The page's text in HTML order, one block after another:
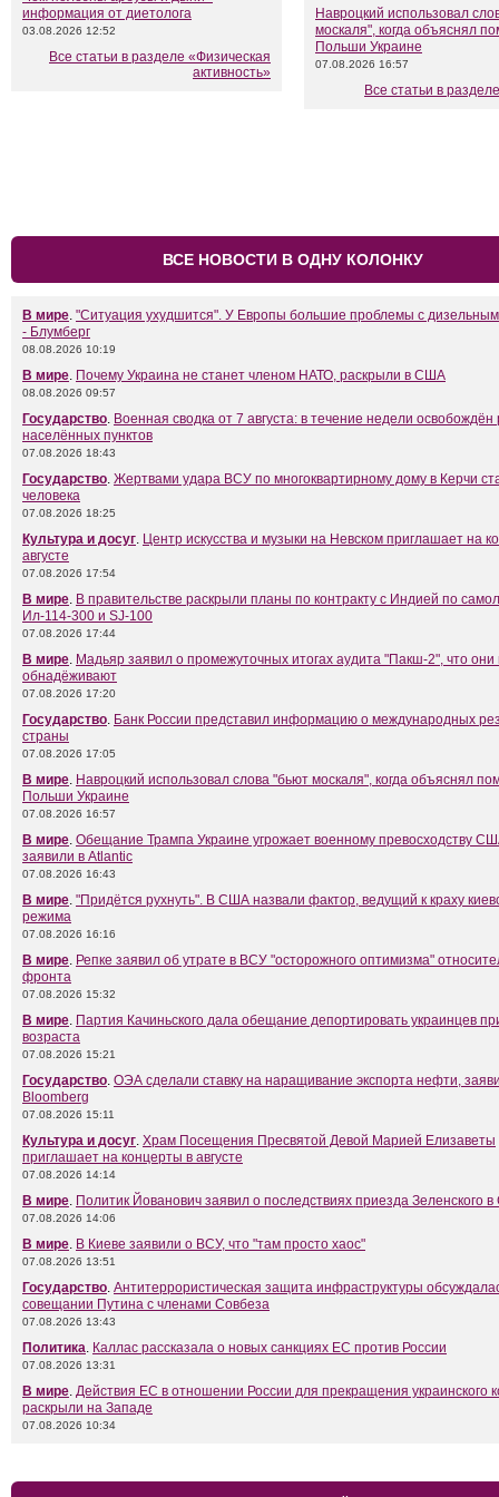
информация от диетолога
03.08.2026 12:52
Все статьи в разделе «Физическая
активность»
Навроцкий использовал
москаля", когда объяснял
Польши Украине
07.08.2026 16:57
Все статьи в
ВСЕ НОВОСТИ В ОДНУ КОЛОНКУ
В мире. "Ситуация ухудшится". У Европы большие проблемы с
- Блумберг
08.08.2026 10:19
В мире. Почему Украина не станет членом НАТО, раскрыли в США
08.08.2026 09:57
Государство. Военная сводка от 7 августа: в течение недели освобождён
населённых пунктов
07.08.2026 18:43
Государство. Жертвами удара ВСУ по многоквартирному дому в Керчи
человека
07.08.2026 18:25
Культура и досуг. Центр искусства и музыки на Невском приглашает на
августе
07.08.2026 17:54
В мире. В правительстве раскрыли планы по контракту с Индией по
Ил-114-300 и SJ-100
07.08.2026 17:44
В мире. Мадьяр заявил о промежуточных итогах аудита "Пакш-2", что они
обнадёживают
07.08.2026 17:20
Государство. Банк России представил информацию о международных
страны
07.08.2026 17:05
В мире. Навроцкий использовал слова "бьют москаля", когда объяснял
Польши Украине
07.08.2026 16:57
В мире. Обещание Трампа Украине угрожает военному превосходству
заявили в Atlantic
07.08.2026 16:43
В мире. "Придётся рухнуть". В США назвали фактор, ведущий к краху
режима
07.08.2026 16:16
В мире. Репке заявил об утрате в ВСУ "осторожного оптимизма"
фронта
07.08.2026 15:32
В мире. Партия Качиньского дала обещание депортировать украинцев
возраста
07.08.2026 15:21
Государство. ОЭА сделали ставку на наращивание экспорта нефти,
Bloomberg
07.08.2026 15:11
Культура и досуг. Храм Посещения Пресвятой Девой Марией Елизаветы
приглашает на концерты в августе
07.08.2026 14:14
В мире. Политик Йованович заявил о последствиях приезда Зеленского
07.08.2026 14:06
В мире. В Киеве заявили о ВСУ, что "там просто хаос"
07.08.2026 13:51
Государство. Антитеррористическая защита инфраструктуры
совещании Путина с членами Совбеза
07.08.2026 13:43
Политика. Каллас рассказала о новых санкциях ЕС против России
07.08.2026 13:31
В мире. Действия ЕС в отношении России для прекращения украинского
раскрыли на Западе
07.08.2026 10:34